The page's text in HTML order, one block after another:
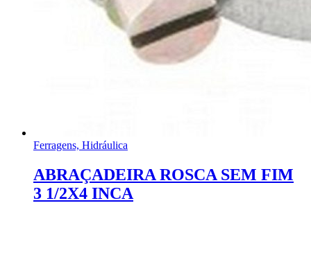
Ferragens, Hidráulica
ABRAÇADEIRA ROSCA SEM FIM
3 1/2X4 INCA